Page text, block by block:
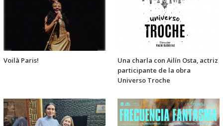
Voilà Paris!
Una charla con Ailín Osta, actriz
participante de la obra
Universo Troche